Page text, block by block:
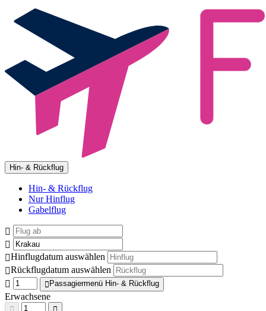
Hin- & Rückflug
Hin- & Rückflug
Nur Hinflug
Gabelflug
Hinflugdatum auswählen
Rückflugdatum auswählen
Passagiermenü Hin- & Rückflug
Erwachsene